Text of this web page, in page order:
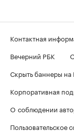
Контактная
Вечерний РБК
Скрыть баннеры на
Корпоративная
О соблюдении
Пользовательское